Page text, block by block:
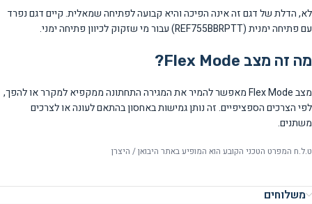
לא, הדלת של דגם זה אינה הפיכה והיא קבועה לפתיחה שמאלית. קיים דגם נפרד
עם פתיחה ימנית (REF755BBRPTT) עבור מי שזקוק לכיוון פתיחה ימני.
מה זה מצב Flex Mode?
מצב Flex Mode מאפשר להמיר את המגירה התחתונה ממקפיא למקרר או להפך,
לפי הצרכים הספציפיים. זה נותן גמישות באחסון בהתאם לעונה או לצרכים
משתנים.
ט.ל.ח המפרט הטכני הקובע הוא המופיע באתר היבואן / היצרן
משלוחים